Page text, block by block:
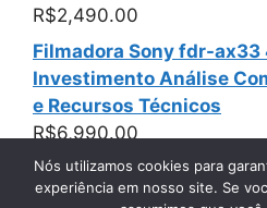
R$2,490.00
Filmadora Sony fdr-ax33
Investimento Análise
e Recursos Técnicos
R$6,990.00
Nós utilizamos cookies para
experiência em nosso site. Se